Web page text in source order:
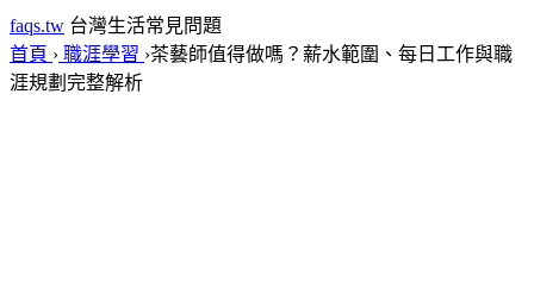
faqs.tw 台灣生活常見問題
首頁 › 職涯學習 ›茶藝師值得做嗎？薪水範圍、每日工作與職
涯規劃完整解析